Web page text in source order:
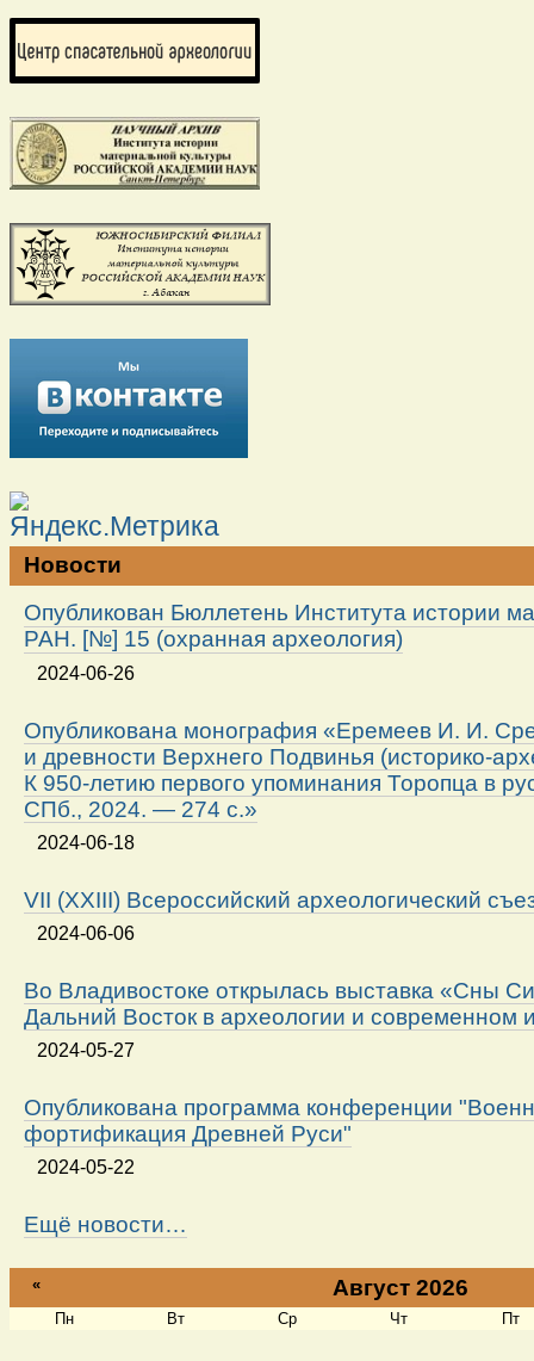
Новости
Опубликован Бюллетень Института истории
РАН. [№] 15 (охранная археология)
2024-06-26
Опубликована монография «Еремеев И. И.
и древности Верхнего Подвинья (историко-
К 950-летию первого упоминания Торопца в
СПб., 2024. — 274 с.»
2024-06-18
VII (XXIII) Всероссийский археологический
2024-06-06
Во Владивостоке открылась выставка «Сны
Дальний Восток в археологии и современном
2024-05-27
Опубликована программа конференции
фортификация Древней Руси"
2024-05-22
Ещё новости…
« Август 2026
Пн Вт Ср Чт Пт